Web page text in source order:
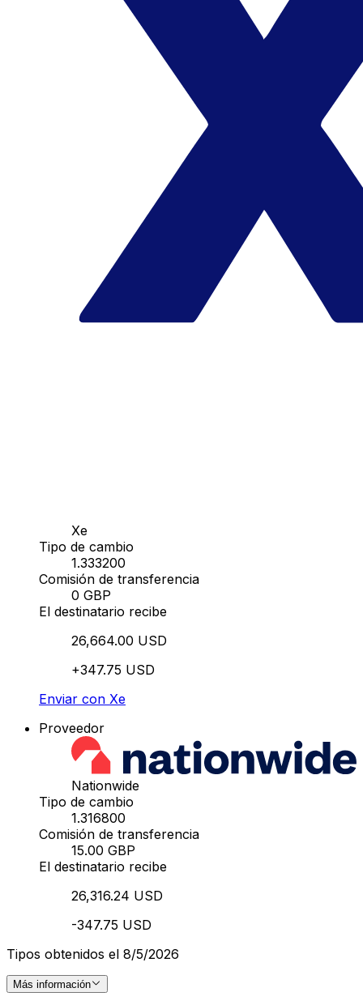
Xe
Tipo de cambio
1.333200
Comisión de transferencia
0 GBP
El destinatario recibe
26,664.00 USD
+347.75 USD
Enviar con Xe
Proveedor
Nationwide
Tipo de cambio
1.316800
Comisión de transferencia
15.00 GBP
El destinatario recibe
26,316.24 USD
-347.75 USD
Tipos obtenidos el 8/5/2026
Más información